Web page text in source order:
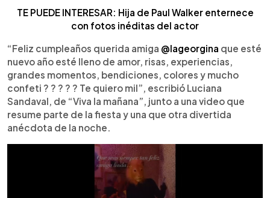
TE PUEDE INTERESAR: Hija de Paul Walker enternece
con fotos inéditas del actor
“Feliz cumpleaños querida amiga @lageorgina que esté
nuevo año esté lleno de amor, risas, experiencias,
grandes momentos, bendiciones, colores y mucho
confeti ? ? ? ? ? Te quiero mil”, escribió Luciana
Sandaval, de “Viva la mañana”, junto a una video que
resume parte de la fiesta y una que otra divertida
anécdota de la noche.